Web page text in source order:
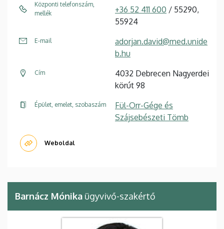
Központi telefonszám,
mellék
+36 52 411 600 / 55290,
55924
E-mail
adorjan.david@med.unide
b.hu
Cím
4032 Debrecen Nagyerdei
körút 98
Épület, emelet, szobaszám
Fül-Orr-Gége és
Szájsebészeti Tömb
Weboldal
Barnácz Mónika ügyvivő-szakértő